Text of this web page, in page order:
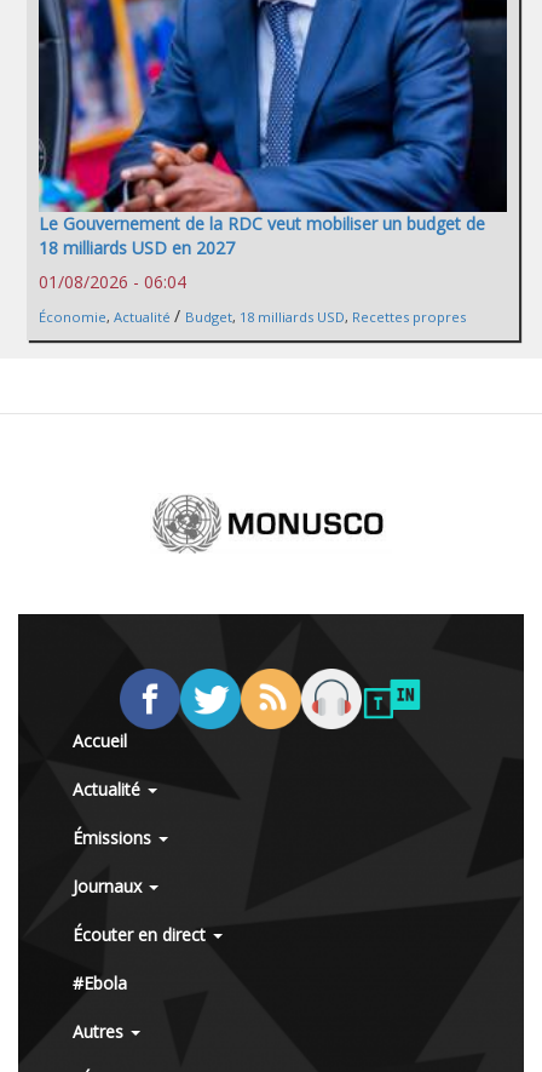
Le Gouvernement de la RDC veut mobiliser un budget de
18 milliards USD en 2027
01/08/2026 - 06:04
Économie, Actualité / Budget, 18 milliards USD, Recettes propres
Accueil
Actualité
Émissions
Journaux
Écouter en direct
#Ebola
Autres